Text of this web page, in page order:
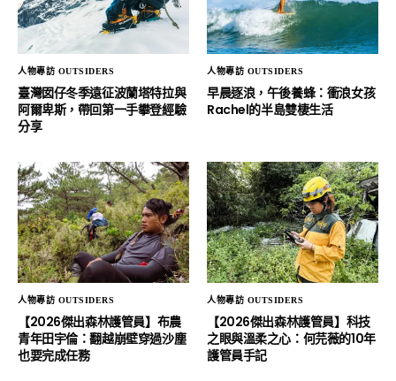
人物專訪 OUTSIDERS
臺灣囡仔冬季遠征波蘭塔特拉與
阿爾卑斯，帶回第一手攀登經驗
分享
人物專訪 OUTSIDERS
早晨逐浪，午後養蜂：衝浪女孩
Rachel的半島雙棲生活
人物專訪 OUTSIDERS
【2026傑出森林護管員】布農
青年田宇倫：翻越崩壁穿過沙塵
也要完成任務
人物專訪 OUTSIDERS
【2026傑出森林護管員】科技
之眼與溫柔之心：何芫薇的10年
護管員手記